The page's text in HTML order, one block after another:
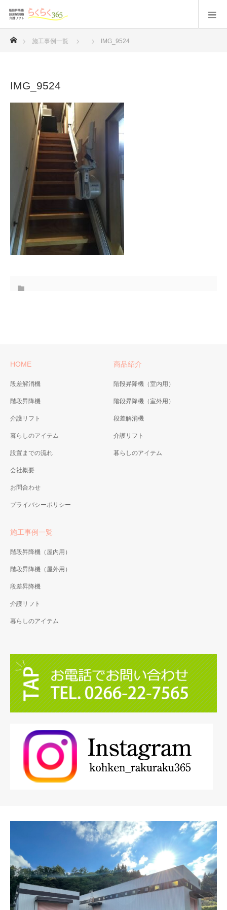
ホーム
施工事例一覧 IMG_9524
IMG_9524
HOME
段差解消機
階段昇降機
介護リフト
暮らしのアイテム
設置までの流れ
会社概要
お問合わせ
プライバシーポリシー
商品紹介
階段昇降機（室内用）
階段昇降機（室外用）
段差解消機
介護リフト
暮らしのアイテム
施工事例一覧
階段昇降機（屋内用）
階段昇降機（屋外用）
段差昇降機
介護リフト
暮らしのアイテム